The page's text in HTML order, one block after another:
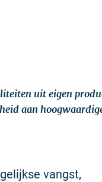
uit eigen
aan
vangst,